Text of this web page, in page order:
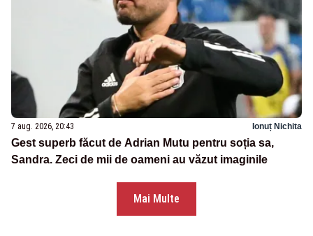
7 aug. 2026, 20:43 Ionuț Nichita
Gest superb făcut de Adrian Mutu pentru soția sa,
Sandra. Zeci de mii de oameni au văzut imaginile
Mai Multe